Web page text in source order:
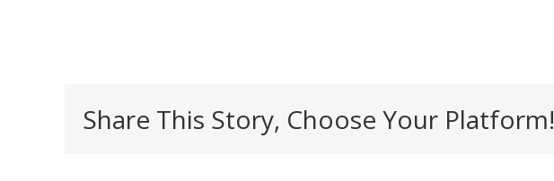
Share This Story, Choose Your Platform!